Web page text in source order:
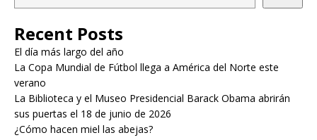
Recent Posts
El día más largo del año
La Copa Mundial de Fútbol llega a América del Norte este
verano
La Biblioteca y el Museo Presidencial Barack Obama abrirán
sus puertas el 18 de junio de 2026
¿Cómo hacen miel las abejas?